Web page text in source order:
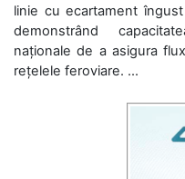
linie cu ecartament
demonstrând
naționale de a asigura
rețelele feroviare. ...